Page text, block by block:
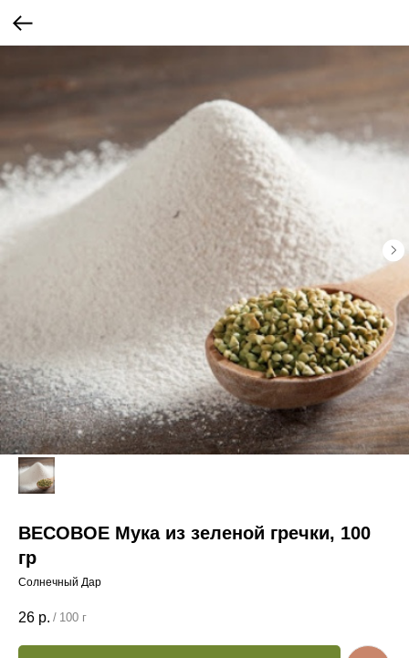
ВЕСОВОЕ Мука из зеленой гречки, 100
гр
Солнечный Дар
26 р. / 100 г